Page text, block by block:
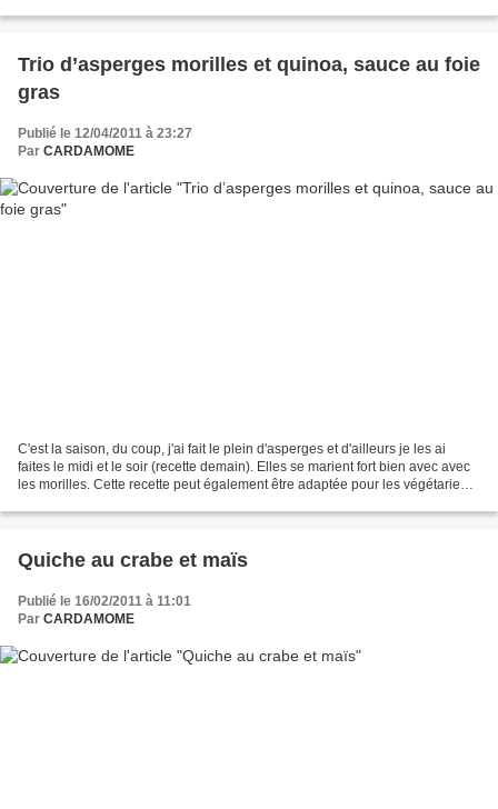
Trio d’asperges morilles et quinoa, sauce au foie
gras
Publié le 12/04/2011 à 23:27
Par CARDAMOME
C'est la saison, du coup, j'ai fait le plein d'asperges et d'ailleurs je les ai
faites le midi et le soir (recette demain). Elles se marient fort bien avec avec
les morilles. Cette recette peut également être adaptée pour les végétariens
Quiche au crabe et maïs
Publié le 16/02/2011 à 11:01
Par CARDAMOME